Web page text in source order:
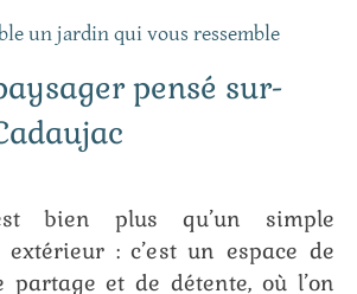
un jardin qui vous ressemble
pensé sur-
bien plus qu’un simple
extérieur : c’est un espace de
et de détente, où l’on